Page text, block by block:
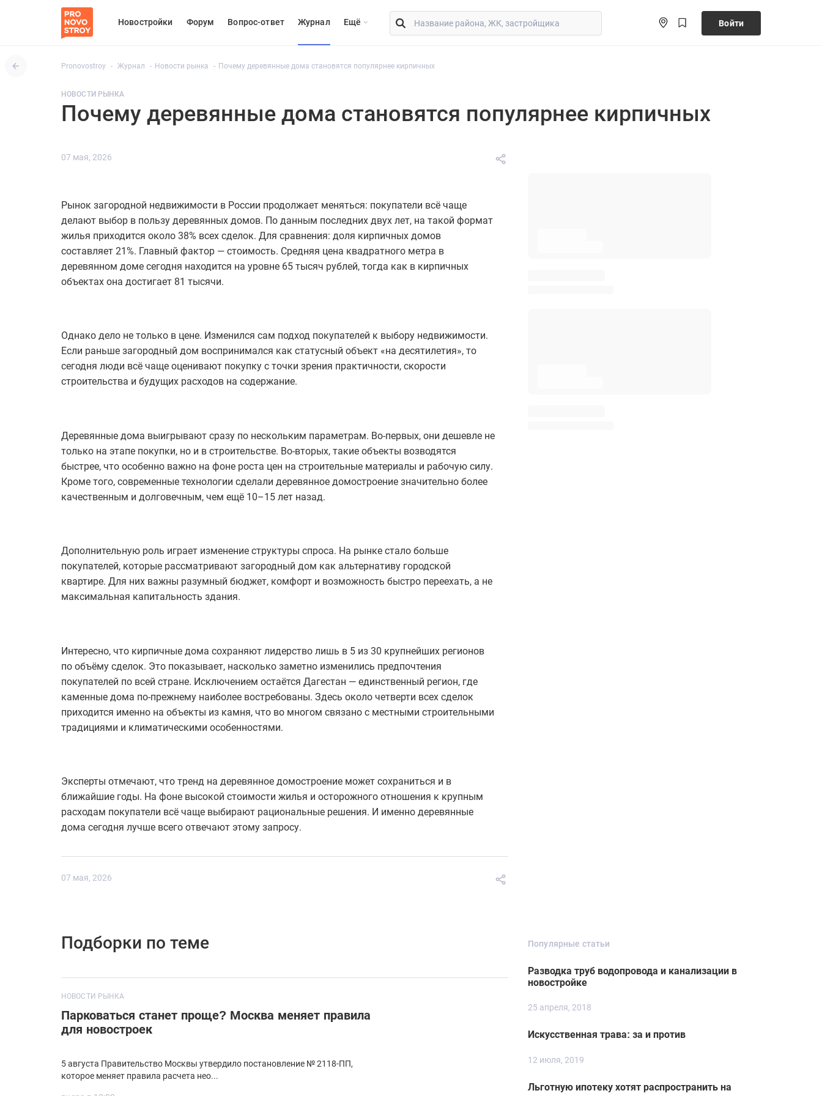
Новостройки Форум Вопрос-ответ Журнал Eщё Войти
Pronovostroy Журнал Новости рынка Почему деревянные дома становятся популярнее кирпичных
НОВОСТИ РЫНКА
Почему деревянные дома становятся популярнее кирпичных
07 мая, 2026
Рынок загородной недвижимости в России продолжает меняться: покупатели всё чаще
делают выбор в пользу деревянных домов. По данным последних двух лет, на такой формат
жилья приходится около 38% всех сделок. Для сравнения: доля кирпичных домов
составляет 21%. Главный фактор — стоимость. Средняя цена квадратного метра в
деревянном доме сегодня находится на уровне 65 тысяч рублей, тогда как в кирпичных
объектах она достигает 81 тысячи.
Однако дело не только в цене. Изменился сам подход покупателей к выбору недвижимости.
Если раньше загородный дом воспринимался как статусный объект «на десятилетия», то
сегодня люди всё чаще оценивают покупку с точки зрения практичности, скорости
строительства и будущих расходов на содержание.
Деревянные дома выигрывают сразу по нескольким параметрам. Во-первых, они дешевле не
только на этапе покупки, но и в строительстве. Во-вторых, такие объекты возводятся
быстрее, что особенно важно на фоне роста цен на строительные материалы и рабочую силу.
Кроме того, современные технологии сделали деревянное домостроение значительно более
качественным и долговечным, чем ещё 10–15 лет назад.
Дополнительную роль играет изменение структуры спроса. На рынке стало больше
покупателей, которые рассматривают загородный дом как альтернативу городской
квартире. Для них важны разумный бюджет, комфорт и возможность быстро переехать, а не
максимальная капитальность здания.
Интересно, что кирпичные дома сохраняют лидерство лишь в 5 из 30 крупнейших регионов
по объёму сделок. Это показывает, насколько заметно изменились предпочтения
покупателей по всей стране. Исключением остаётся Дагестан — единственный регион, где
каменные дома по-прежнему наиболее востребованы. Здесь около четверти всех сделок
приходится именно на объекты из камня, что во многом связано с местными строительными
традициями и климатическими особенностями.
Эксперты отмечают, что тренд на деревянное домостроение может сохраниться и в
ближайшие годы. На фоне высокой стоимости жилья и осторожного отношения к крупным
расходам покупатели всё чаще выбирают рациональные решения. И именно деревянные
дома сегодня лучше всего отвечают этому запросу.
07 мая, 2026
Подборки по теме
НОВОСТИ РЫНКА
Парковаться станет проще? Москва меняет правила
для новостроек
5 августа Правительство Москвы утвердило постановление № 2118-ПП,
которое меняет правила расчета нео...
Популярные статьи
Разводка труб водопровода и канализации в
новостройке
25 апреля, 2018
Искусственная трава: за и против
12 июля, 2019
Льготную ипотеку хотят распространить на